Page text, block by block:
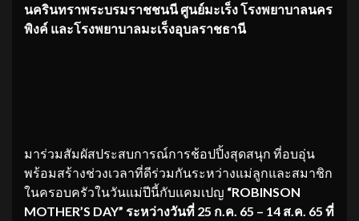
นครินทราพระบรมราชชนนี ศูนย์มะเร็ง โรงพยาบาลนคร
พิงค์ และโรงพยาบาลมะเร็งอุบลราชธานี
มาร่วมสัมผัสประสบการณ์การช้อปปิ้งสุดสนุก ที่อบอุ่น
พร้อมสร้างช่วงเวลาที่ดีร่วมกันระหว่างแม่ลูกและสมาชิก
ในครอบครัวในวันแม่ปีนี้กับแคมเปญ “ROBINSON
MOTHER’S DAY” ระหว่างวันที่ 25 ก.ค. 65 – 14 ส.ค. 65 ที่